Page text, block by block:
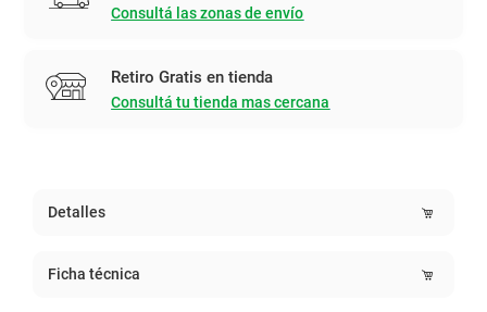
Consultá las zonas de envío
Retiro Gratis en tienda
Consultá tu tienda mas cercana
Detalles
Ficha técnica